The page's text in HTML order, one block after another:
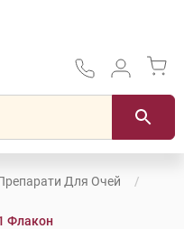
Для Очей
Флакон